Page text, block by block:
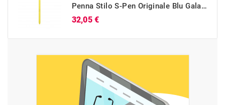
Penna Stilo S-Pen Originale Blu Galaxy Note 9 (SM-N960)
32,05 €